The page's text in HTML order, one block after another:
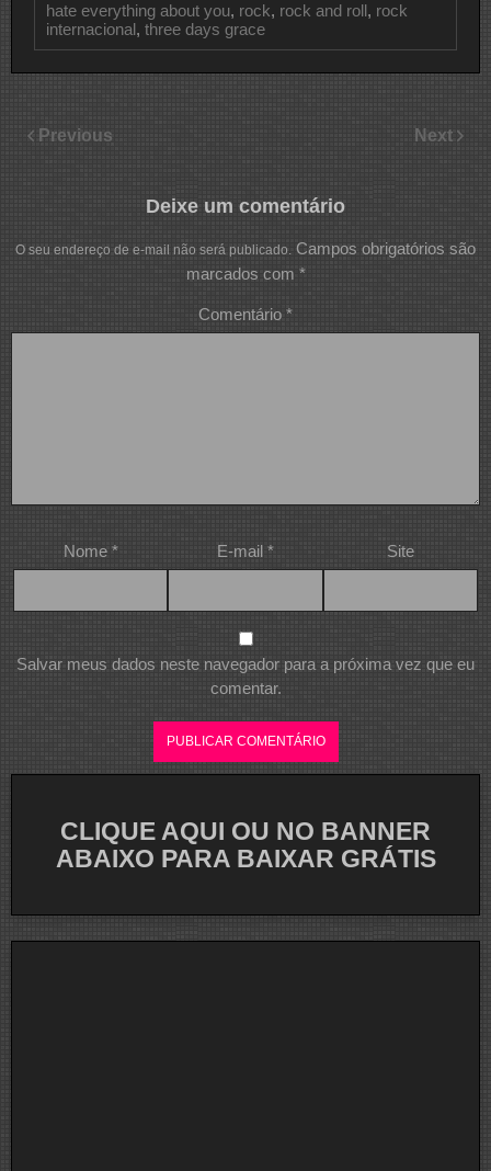
hate everything about you, rock, rock and roll, rock
internacional, three days grace
Previous Next
Deixe um comentário
O seu endereço de e-mail não será publicado. Campos obrigatórios são
marcados com *
Comentário *
Nome * E-mail * Site
Salvar meus dados neste navegador para a próxima vez que eu
comentar.
CLIQUE AQUI OU NO BANNER
ABAIXO PARA BAIXAR GRÁTIS